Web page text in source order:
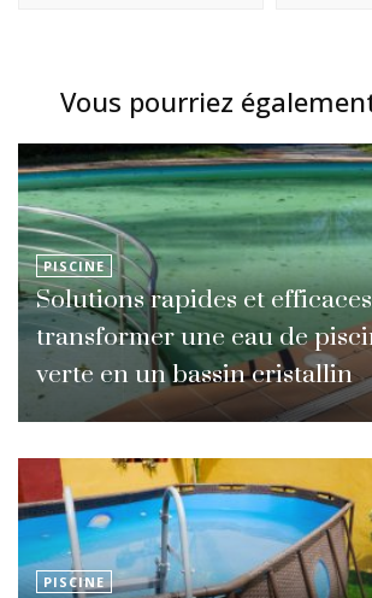
Vous pourriez
PISCINE
Solutions rapides et
transformer une eau de
verte en un bassin cristallin
PISCINE